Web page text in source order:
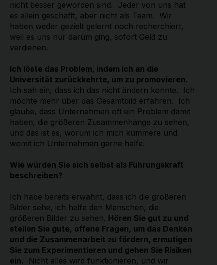
nicht besser geworden sind. Jeder von uns hat
es allein geschafft, aber nicht als Team. Wir
haben weder gezielt gelernt noch recherchiert,
weil es uns nur darum ging, sofort Geld zu
verdienen.
Ich löste das Problem, indem ich an die
Universität zurückkehrte, um zu promovieren.
Ich sah ein, dass ich das nicht ändern konnte. Ich
möchte mehr über das Gesamtbild erfahren. Ich
glaube, dass Unternehmen oft ein Problem damit
haben, die größeren Zusammenhänge zu sehen,
und das ist es, worum ich mich kümmere und
womit ich Unternehmen gerne helfe.
Wie würden Sie sich selbst als Führungskraft
beschreiben?
Ich habe bereits erwähnt, dass ich die größeren
Bilder sehe, ich helfe den Menschen, die
größeren Bilder zu sehen. Hören Sie gut zu und
stellen Sie gute, offene Fragen, um das Denken
und die Zusammenarbeit zu fördern, ermutigen
Sie zum Experimentieren und gehen Sie Risiken
ein. Nicht alles wird funktionieren, und wir